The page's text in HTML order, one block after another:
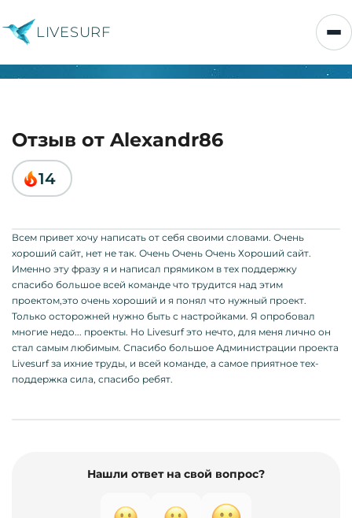
LIVESURF
Отзыв от Alexandr86
14
Всем привет хочу написать от себя своими словами. Очень
хороший сайт, нет не так. Очень Очень Очень Хороший сайт.
Именно эту фразу я и написал прямиком в тех поддержку
спасибо большое всей команде что трудится над этим
проектом,это очень хороший и я понял что нужный проект.
Только осторожней нужно быть с настройками. Я опробовал
многие недо... проекты. Но Livesurf это нечто, для меня лично он
стал самым любимым. Спасибо большое Администрации проекта
Livesurf за ихние труды, и всей команде, а самое приятное тех-
поддержка сила, спасибо ребят.
Нашли ответ на свой вопрос?